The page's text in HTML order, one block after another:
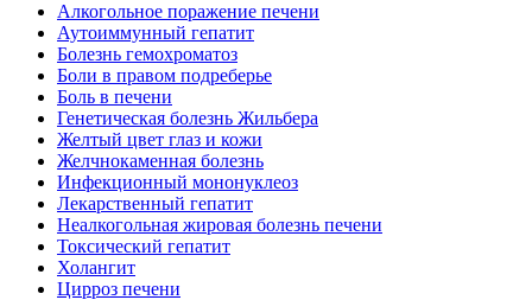
Алкогольное поражение печени
Аутоиммунный гепатит
Болезнь гемохроматоз
Боли в правом подреберье
Боль в печени
Генетическая болезнь Жильбера
Желтый цвет глаз и кожи
Желчнокаменная болезнь
Инфекционный мононуклеоз
Лекарственный гепатит
Неалкогольная жировая болезнь печени
Токсический гепатит
Холангит
Цирроз печени